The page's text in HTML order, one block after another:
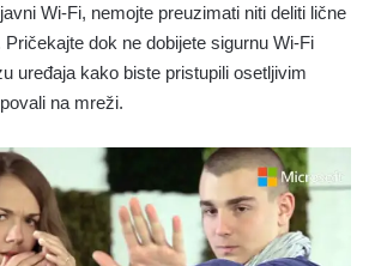
Wi-Fi, nemojte preuzimati niti deliti lične
Pričekajte dok ne dobijete sigurnu Wi-Fi
uređaja kako biste pristupili osetljivim
na mreži.